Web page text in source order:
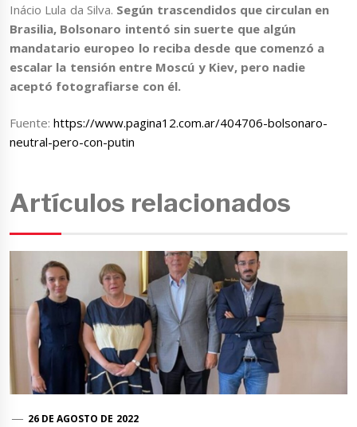
Inácio Lula da Silva. Según trascendidos que circulan en
Brasilia, Bolsonaro intentó sin suerte que algún
mandatario europeo lo reciba desde que comenzó a
escalar la tensión entre Moscú y Kiev, pero nadie
aceptó fotografiarse con él.
Fuente:https://www.pagina12.com.ar/404706-bolsonaro-
neutral-pero-con-putin
Artículos relacionados
26 DE AGOSTO DE 2022